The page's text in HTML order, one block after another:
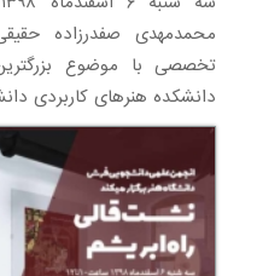
محمدمهدی صفدرزاده
تخصصی با موضوع
دانشکده هنرهای کاربردی